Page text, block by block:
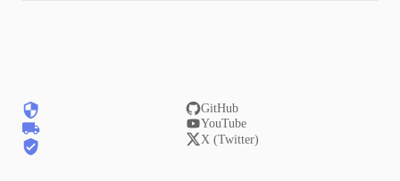
GitHub
YouTube
X (Twitter)